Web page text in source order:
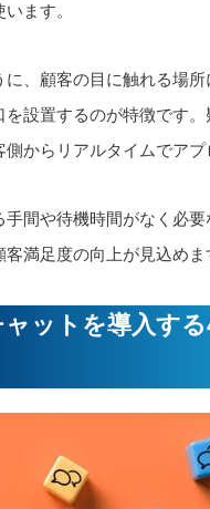
ます。
に、顧客の目に触れる場
を設置するのが特徴です
側からリアルタイムでアプ
手間や待機時間がなく必
客満足度の向上が見込めま
ャットを導入す